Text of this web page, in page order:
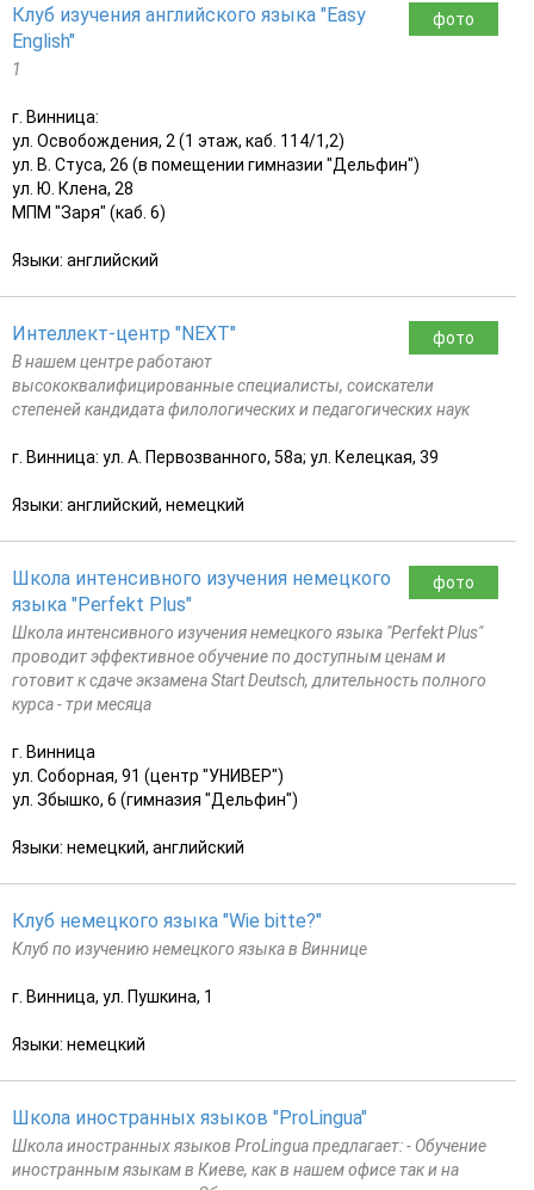
фото
Клуб изучения английского языка "Easy
English"
1
г. Винница:
ул. Освобождения, 2 (1 этаж, каб. 114/1,2)
ул. В. Стуса, 26 (в помещении гимназии "Дельфин")
ул. Ю. Клена, 28
МПМ "Заря" (каб. 6)
Языки: английский
фото
Интеллект-центр "NEXT"
В нашем центре работают
высококвалифицированные специалисты, соискатели
степеней кандидата филологических и педагогических наук
г. Винница: ул. А. Первозванного, 58а; ул. Келецкая, 39
Языки: английский, немецкий
фото
Школа интенсивного изучения немецкого
языка "Perfekt Plus"
Школа интенсивного изучения немецкого языка "Perfekt Plus"
проводит эффективное обучение по доступным ценам и
готовит к сдаче экзамена Start Deutsch, длительность полного
курса - три месяца
г. Винница
ул. Соборная, 91 (центр "УНИВЕР")
ул. Збышко, 6 (гимназия "Дельфин")
Языки: немецкий, английский
Клуб немецкого языка "Wie bitte?"
Клуб по изучению немецкого языка в Виннице
г. Винница, ул. Пушкина, 1
Языки: немецкий
Школа иностранных языков "ProLingua"
Школа иностранных языков ProLingua предлагает: - Обучение
иностранным языкам в Киеве, как в нашем офисе так и на